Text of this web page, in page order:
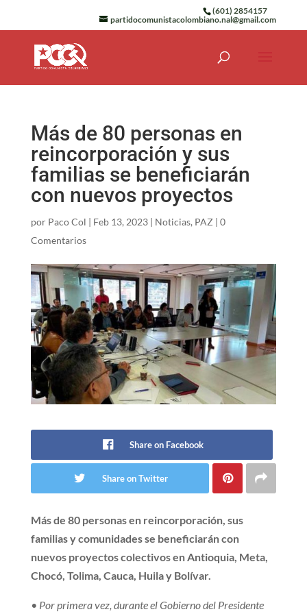
(601) 2854157
partidocomunistacolombiano.nal@gmail.com
Más de 80 personas en
reincorporación y sus
familias se beneficiarán
con nuevos proyectos
por Paco Col | Feb 13, 2023| Noticias, PAZ| 0
Comentarios
Share on Facebook
Share on Twitter
Más de 80 personas en reincorporación, sus
familias y comunidades se beneficiarán con
nuevos proyectos colectivos en Antioquia, Meta,
Chocó, Tolima, Cauca, Huila y Bolívar.
• Por primera vez, durante el Gobierno del Presidente